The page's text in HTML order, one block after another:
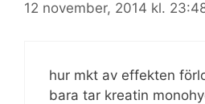
12 november, 2014 kl.
hur mkt av effekten
bara tar kreatin